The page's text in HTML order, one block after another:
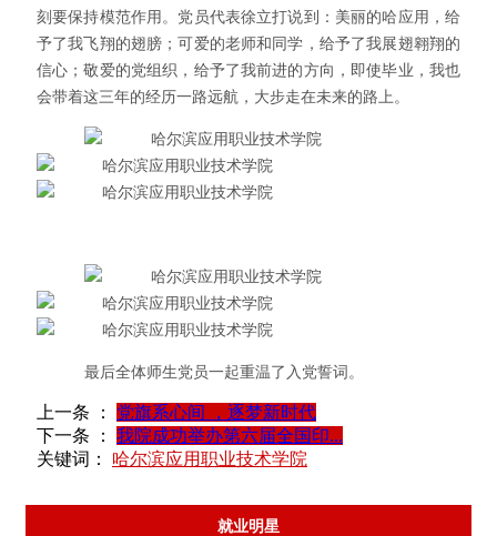
刻要保持模范作用。党员代表徐立打说到：美丽的哈应用，给
予了我飞翔的翅膀；可爱的老师和同学，给予了我展翅翱翔的
信心；敬爱的党组织，给予了我前进的方向，即使毕业，我也
会带着这三年的经历一路远航，大步走在未来的路上。
最后全体师生党员一起重温了入党誓词。
上一条 ：
党旗系心间 ，逐梦新时代
下一条 ：
我院成功举办第六届全国印...
关键词： 哈尔滨应用职业技术学院
就业明星